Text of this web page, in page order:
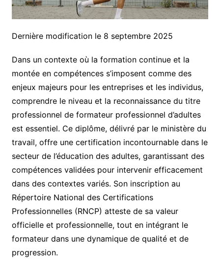
Dernière modification le 8 septembre 2025
Dans un contexte où la formation continue et la
montée en compétences s’imposent comme des
enjeux majeurs pour les entreprises et les individus,
comprendre le niveau et la reconnaissance du titre
professionnel de formateur professionnel d’adultes
est essentiel. Ce diplôme, délivré par le ministère du
travail, offre une certification incontournable dans le
secteur de l’éducation des adultes, garantissant des
compétences validées pour intervenir efficacement
dans des contextes variés. Son inscription au
Répertoire National des Certifications
Professionnelles (RNCP) atteste de sa valeur
officielle et professionnelle, tout en intégrant le
formateur dans une dynamique de qualité et de
progression.